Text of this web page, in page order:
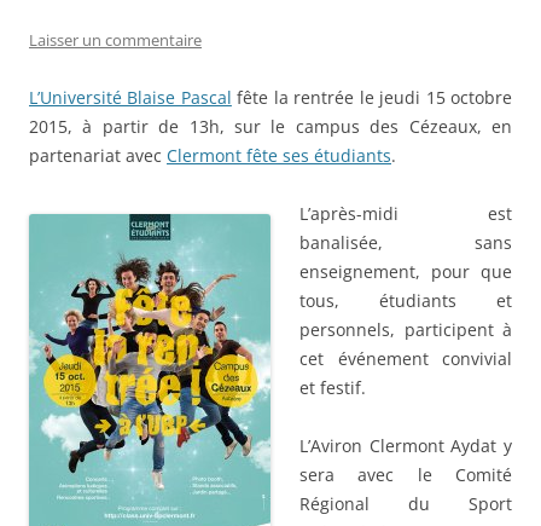
Laisser un commentaire
L’Université Blaise Pascal fête la rentrée le jeudi 15 octobre
2015, à partir de 13h, sur le campus des Cézeaux, en
partenariat avec Clermont fête ses étudiants.
L’après-midi est
banalisée, sans
enseignement, pour que
tous, étudiants et
personnels, participent à
cet événement convivial
et festif.
L’Aviron Clermont Aydat y
sera avec le Comité
Régional du Sport